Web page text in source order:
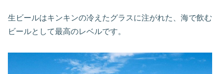
生ビールはキンキンの冷えたグラスに注がれた、海で飲む
ビールとして最高のレベルです。